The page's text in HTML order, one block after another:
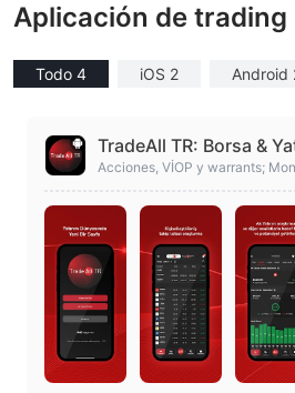
Aplicación de trading
Todo 4 iOS 2 Android
TradeAll TR: Borsa &
Acciones, VİOP y warrants;